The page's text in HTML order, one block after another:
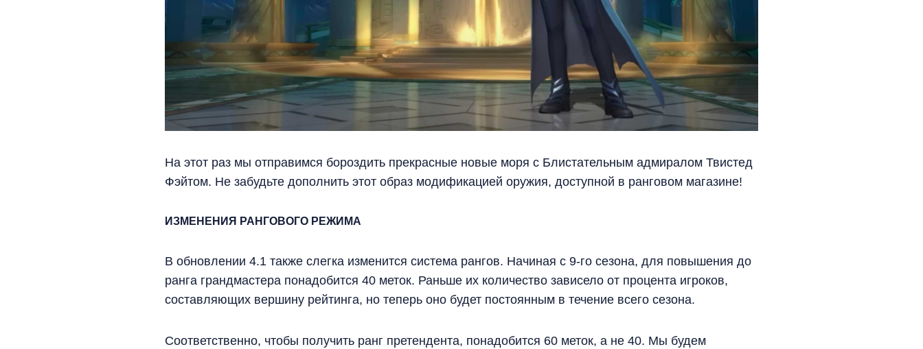
На этот раз мы отправимся бороздить прекрасные новые моря с Блистательным адмиралом Твистед
Фэйтом. Не забудьте дополнить этот образ модификацией оружия, доступной в ранговом магазине!
ИЗМЕНЕНИЯ РАНГОВОГО РЕЖИМА
В обновлении 4.1 также слегка изменится система рангов. Начиная с 9-го сезона, для повышения до
ранга грандмастера понадобится 40 меток. Раньше их количество зависело от процента игроков,
составляющих вершину рейтинга, но теперь оно будет постоянным в течение всего сезона.
Соответственно, чтобы получить ранг претендента, понадобится 60 меток, а не 40. Мы будем